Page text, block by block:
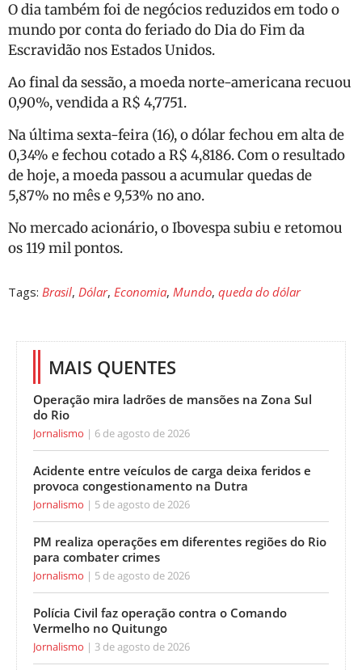
O dia também foi de negócios reduzidos em todo o
mundo por conta do feriado do Dia do Fim da
Escravidão nos Estados Unidos.
Ao final da sessão, a moeda norte-americana recuou
0,90%, vendida a R$ 4,7751.
Na última sexta-feira (16), o dólar fechou em alta de
0,34% e fechou cotado a R$ 4,8186. Com o resultado
de hoje, a moeda passou a acumular quedas de
5,87% no mês e 9,53% no ano.
No mercado acionário, o Ibovespa subiu e retomou
os 119 mil pontos.
Tags: Brasil, Dólar, Economia, Mundo, queda do dólar
MAIS QUENTES
Operação mira ladrões de mansões na Zona Sul
do Rio
Jornalismo 6 de agosto de 2026
Acidente entre veículos de carga deixa feridos e
provoca congestionamento na Dutra
Jornalismo 5 de agosto de 2026
PM realiza operações em diferentes regiões do Rio
para combater crimes
Jornalismo 5 de agosto de 2026
Polícia Civil faz operação contra o Comando
Vermelho no Quitungo
Jornalismo 3 de agosto de 2026